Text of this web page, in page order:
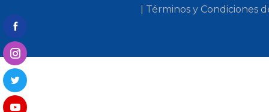
| Términos y Condiciones